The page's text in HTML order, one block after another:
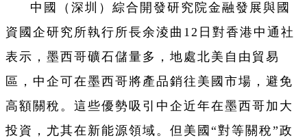
中國（深圳）綜合開發研究院金融發展與國
資國企研究所執行所長余淩曲12日對香港中通社
表示，墨西哥礦石儲量多，地處北美自由貿易
區，中企可在墨西哥將產品銷往美國市場，避免
高額關稅。這些優勢吸引中企近年在墨西哥加大
投資，尤其在新能源領域。但美國“對等關稅”政